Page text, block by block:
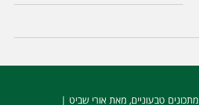
מתכונים טבעוניים, מאת אורי שביט |